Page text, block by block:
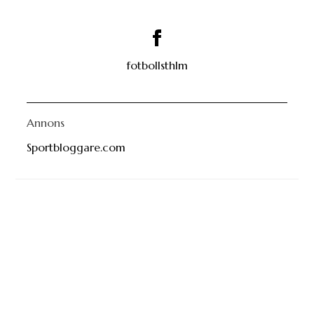
fotbollsthlm
Annons
Sportbloggare.com